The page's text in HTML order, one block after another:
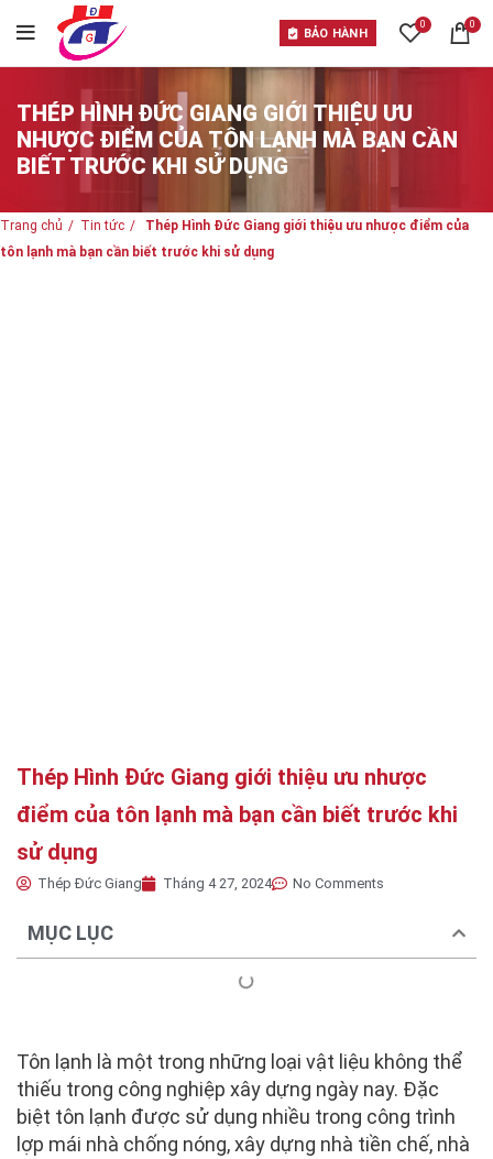
BẢO HÀNH
0 0
THÉP HÌNH ĐỨC GIANG GIỚI THIỆU ƯU
NHƯỢC ĐIỂM CỦA TÔN LẠNH MÀ BẠN CẦN
BIẾT TRƯỚC KHI SỬ DỤNG
Trang chủ Tin tức
Thép Hình Đức Giang giới thiệu ưu nhược điểm của
tôn lạnh mà bạn cần biết trước khi sử dụng
Thép Hình Đức Giang giới thiệu ưu nhược
điểm của tôn lạnh mà bạn cần biết trước khi
sử dụng
Thép Đức Giang Tháng 4 27, 2024 No Comments
MỤC LỤC
Tôn lạnh là một trong những loại vật liệu không thể
thiếu trong công nghiệp xây dựng ngày nay. Đặc
biệt tôn lạnh được sử dụng nhiều trong công trình
lợp mái nhà chống nóng, xây dựng nhà tiền chế, nhà